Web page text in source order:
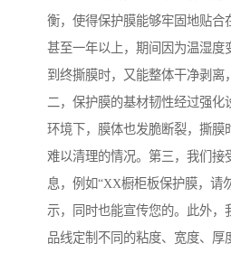
衡，使得保护膜能够牢固地贴合
甚至一年以上，期间因为温湿度
到终撕膜时，又能整体干净剥离
二，保护膜的基材韧性经过强化
环境下，膜体也发脆断裂，撕膜
难以清理的情况。第三，我们接
息，例如“XX橱柜板保护膜，请
示，同时也能宣传您的。此外，
品线定制不同的粘度、宽度、